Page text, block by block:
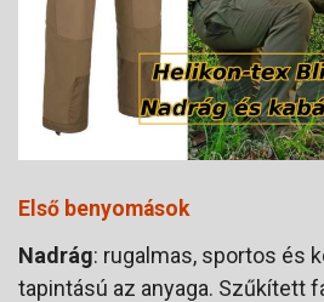
Első benyomások
Nadrág: rugalmas, sportos és
tapintású az anyaga. Szűkített